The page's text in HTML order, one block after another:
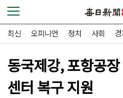
최신 오피니언 정치 사회
동국제강, 포항공
센터 복구 지원